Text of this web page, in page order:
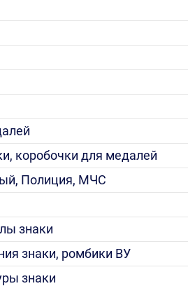
коробочки для медалей
Полиция, МЧС
знаки
знаки, ромбики ВУ
знаки